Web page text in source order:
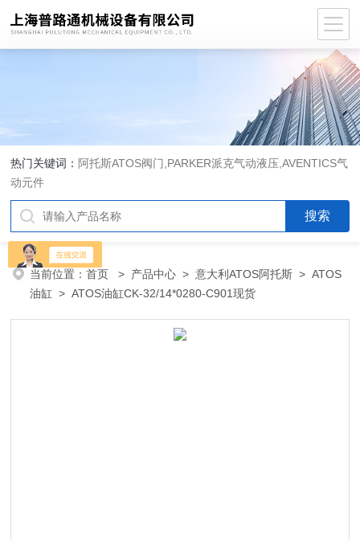
热门关键词： 阿托斯ATOS阀门,PARKER派克气动液压,AVENTICS气
动元件
当前位置：首页 > 产品中心 >意大利ATOS阿托斯 >ATOS
油缸 > ATOS油缸CK-32/14*0280-C901现货